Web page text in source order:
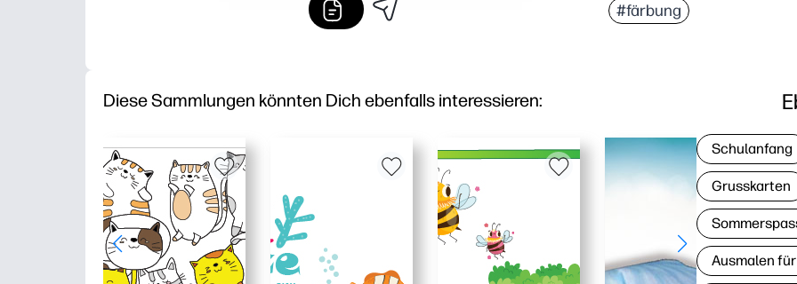
#färbung
Diese Sammlungen könnten Dich ebenfalls interessieren:
Schulanfang
Grusskarten
Ausmalen